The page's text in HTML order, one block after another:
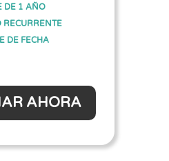
DE 1 AÑO
RECURRENTE
DE FECHA
AHORA